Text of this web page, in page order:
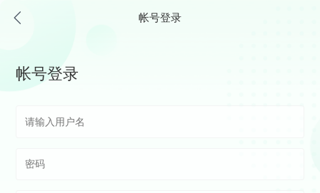
帐号登录
帐号登录